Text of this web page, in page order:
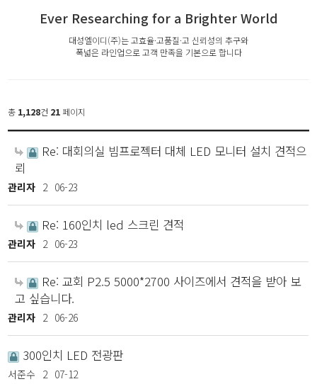
Ever Researching for a Brighter World
대성엘이디(주)는 고효율·고품질·고 신뢰성의 추구와
폭넓은 라인업으로 고객 만족을 기본으로 합니다
총 1,128건 21 페이지
Re: 대회의실 빔프로젝터 대체 LED 모니터 설치 견적으
뢰
관리자 2 06-23
Re: 160인치 led 스크린 견적
관리자 2 06-23
Re: 교회 P2.5 5000*2700 사이즈에서 견적을 받아 보
고 싶습니다.
관리자 2 06-26
300인치 LED 전광판
서준수 2 07-12